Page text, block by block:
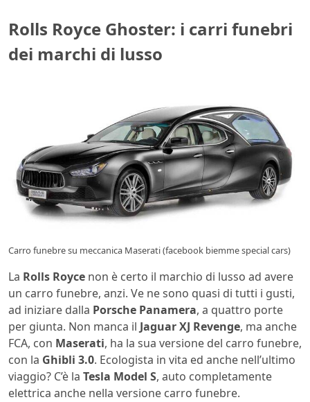
Rolls Royce Ghoster: i carri funebri
dei marchi di lusso
Carro funebre su meccanica Maserati (facebook biemme special cars)
La Rolls Royce non è certo il marchio di lusso ad avere
un carro funebre, anzi. Ve ne sono quasi di tutti i gusti,
ad iniziare dalla Porsche Panamera, a quattro porte
per giunta. Non manca il Jaguar XJ Revenge, ma anche
FCA, con Maserati, ha la sua versione del carro funebre,
con la Ghibli 3.0. Ecologista in vita ed anche nell’ultimo
viaggio? C’è la Tesla Model S, auto completamente
elettrica anche nella versione carro funebre.